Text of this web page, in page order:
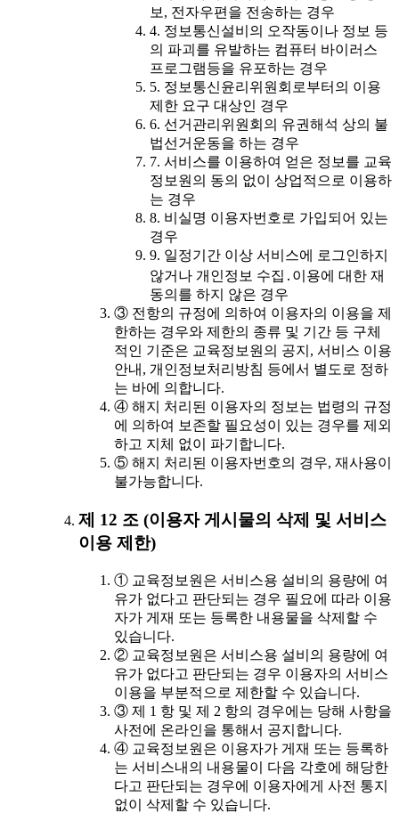
보, 전자우편을 전송하는 경우
4. 정보통신설비의 오작동이나 정보 등
의 파괴를 유발하는 컴퓨터 바이러스
프로그램등을 유포하는 경우
5. 정보통신윤리위원회로부터의 이용
제한 요구 대상인 경우
6. 선거관리위원회의 유권해석 상의 불
법선거운동을 하는 경우
7. 서비스를 이용하여 얻은 정보를 교육
정보원의 동의 없이 상업적으로 이용하
는 경우
8. 비실명 이용자번호로 가입되어 있는
경우
9. 일정기간 이상 서비스에 로그인하지
않거나 개인정보 수집․이용에 대한 재
동의를 하지 않은 경우
③ 전항의 규정에 의하여 이용자의 이용을 제
한하는 경우와 제한의 종류 및 기간 등 구체
적인 기준은 교육정보원의 공지, 서비스 이용
안내, 개인정보처리방침 등에서 별도로 정하
는 바에 의합니다.
④ 해지 처리된 이용자의 정보는 법령의 규정
에 의하여 보존할 필요성이 있는 경우를 제외
하고 지체 없이 파기합니다.
⑤ 해지 처리된 이용자번호의 경우, 재사용이
불가능합니다.
제 12 조 (이용자 게시물의 삭제 및 서비스
이용 제한)
① 교육정보원은 서비스용 설비의 용량에 여
유가 없다고 판단되는 경우 필요에 따라 이용
자가 게재 또는 등록한 내용물을 삭제할 수
있습니다.
② 교육정보원은 서비스용 설비의 용량에 여
유가 없다고 판단되는 경우 이용자의 서비스
이용을 부분적으로 제한할 수 있습니다.
③ 제 1 항 및 제 2 항의 경우에는 당해 사항을
사전에 온라인을 통해서 공지합니다.
④ 교육정보원은 이용자가 게재 또는 등록하
는 서비스내의 내용물이 다음 각호에 해당한
다고 판단되는 경우에 이용자에게 사전 통지
없이 삭제할 수 있습니다.